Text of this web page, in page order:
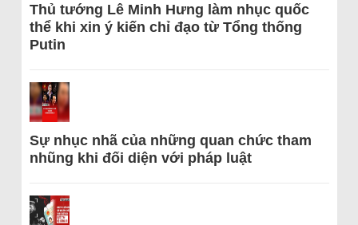
Thủ tướng Lê Minh Hưng làm nhục quốc
thể khi xin ý kiến chỉ đạo từ Tổng thống
Putin
Sự nhục nhã của những quan chức tham
nhũng khi đối diện với pháp luật